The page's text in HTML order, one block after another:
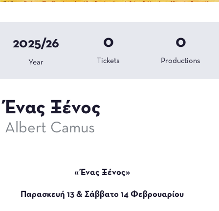
2025/26
Year Tickets
0
Productions
0
Ένας Ξένος
Albert Camus
«Ένας Ξένος»
Παρασκευή 13 & Σάββατο 14 Φεβρουαρίου